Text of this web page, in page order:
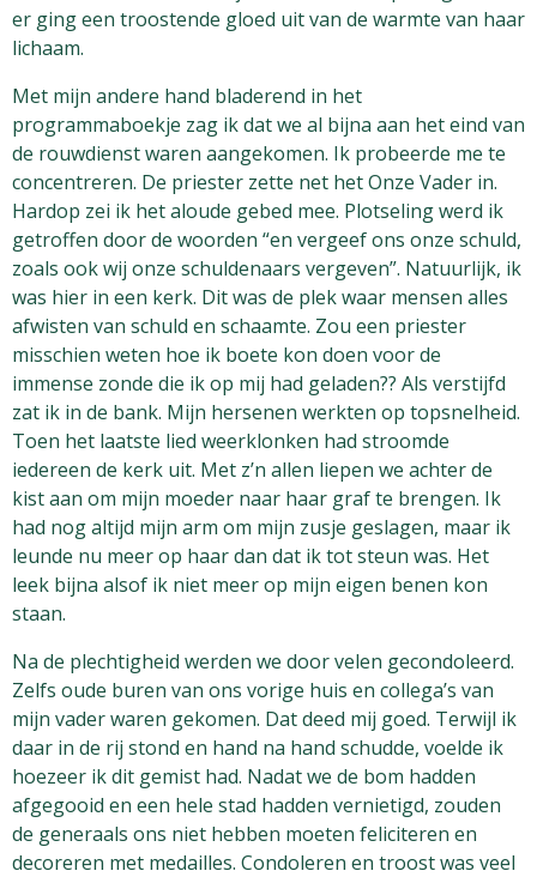
er ging een troostende gloed uit van de warmte van haar
lichaam.
Met mijn andere hand bladerend in het
programmaboekje zag ik dat we al bijna aan het eind van
de rouwdienst waren aangekomen. Ik probeerde me te
concentreren. De priester zette net het Onze Vader in.
Hardop zei ik het aloude gebed mee. Plotseling werd ik
getroffen door de woorden “en vergeef ons onze schuld,
zoals ook wij onze schuldenaars vergeven”. Natuurlijk, ik
was hier in een kerk. Dit was de plek waar mensen alles
afwisten van schuld en schaamte. Zou een priester
misschien weten hoe ik boete kon doen voor de
immense zonde die ik op mij had geladen?? Als verstijfd
zat ik in de bank. Mijn hersenen werkten op topsnelheid.
Toen het laatste lied weerklonken had stroomde
iedereen de kerk uit. Met z’n allen liepen we achter de
kist aan om mijn moeder naar haar graf te brengen. Ik
had nog altijd mijn arm om mijn zusje geslagen, maar ik
leunde nu meer op haar dan dat ik tot steun was. Het
leek bijna alsof ik niet meer op mijn eigen benen kon
staan.
Na de plechtigheid werden we door velen gecondoleerd.
Zelfs oude buren van ons vorige huis en collega’s van
mijn vader waren gekomen. Dat deed mij goed. Terwijl ik
daar in de rij stond en hand na hand schudde, voelde ik
hoezeer ik dit gemist had. Nadat we de bom hadden
afgegooid en een hele stad hadden vernietigd, zouden
de generaals ons niet hebben moeten feliciteren en
decoreren met medailles. Condoleren en troost was veel